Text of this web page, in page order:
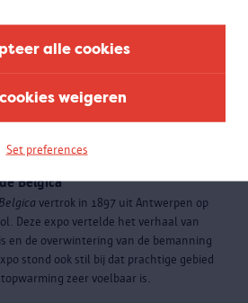
alle cookies
weigeren
Set preferences
Belgica
Belgica vertrok in 1897 uit Antwerpen op
Deze expo vertelde het verhaal van
en de overwintering van de bemanning
stond ook stil bij dat prachtige gebied
zeer voelbaar is.